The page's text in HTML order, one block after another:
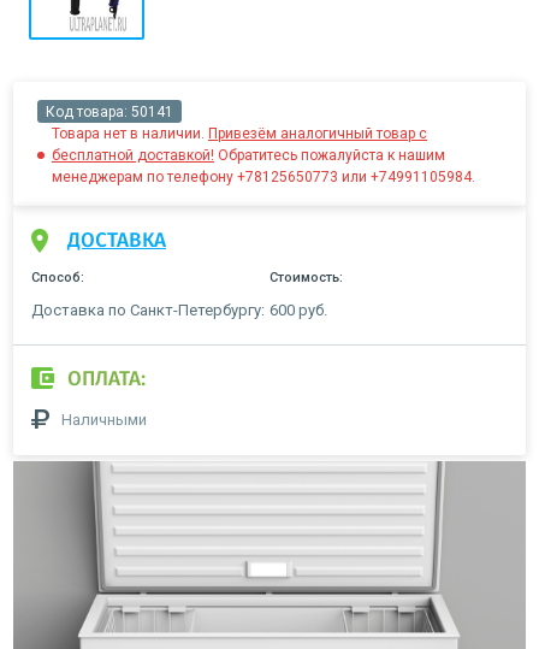
Код товара: 50141
Товара нет в наличии. Привезём аналогичный товар с
бесплатной доставкой! Обратитесь пожалуйста к нашим
менеджерам по телефону +78125650773 или +74991105984.
ДОСТАВКА
Способ: Стоимость:
Доставка по Санкт-Петербургу: 600 руб.
ОПЛАТА:
Наличными